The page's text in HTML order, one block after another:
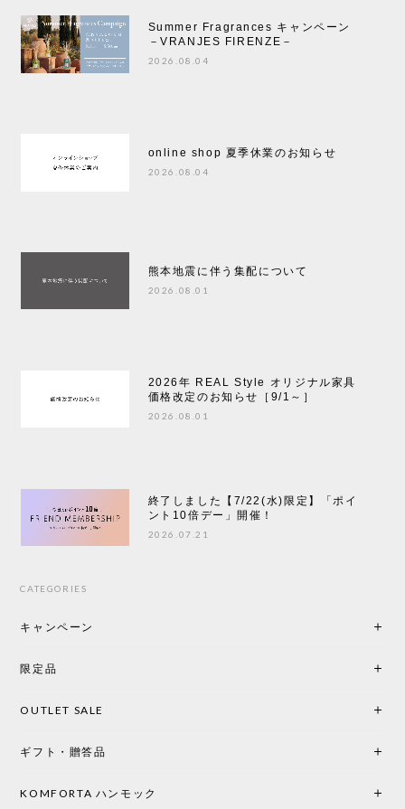
Summer Fragrances キャンペーン
－VRANJES FIRENZE－
2026.08.04
online shop 夏季休業のお知らせ
2026.08.04
熊本地震に伴う集配について
2026.08.01
2026年 REAL Style オリジナル家具
価格改定のお知らせ［9/1～］
2026.08.01
終了しました【7/22(水)限定】「ポイ
ント10倍デー」開催！
2026.07.21
CATEGORIES
キャンペーン
限定品
OUTLET SALE
ギフト・贈答品
KOMFORTA ハンモック